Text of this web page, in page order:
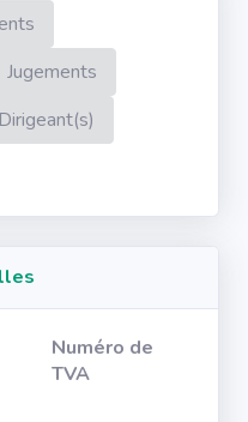
Jugements
Dirigeant(s)
Numéro de
TVA